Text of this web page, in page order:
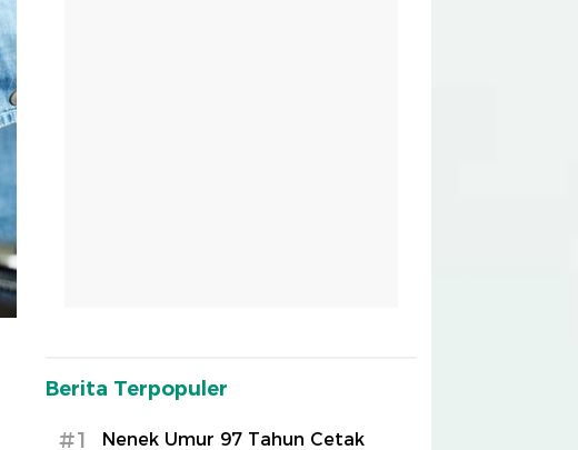
Berita Terpopuler
#1
Nenek Umur 97 Tahun Cetak